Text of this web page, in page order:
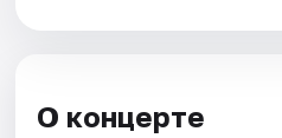
О концерте